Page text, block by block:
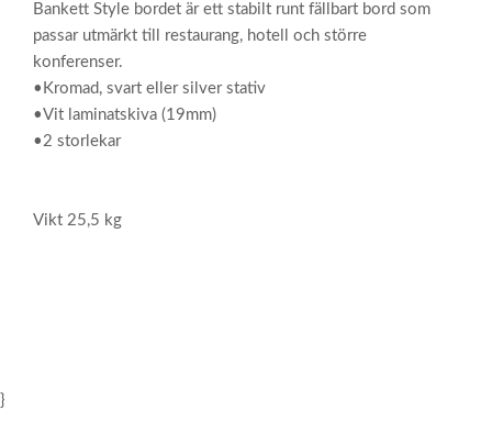
Bankett Style bordet är ett stabilt runt fällbart bord som
passar utmärkt till restaurang, hotell och större
konferenser.
•Kromad, svart eller silver stativ
•Vit laminatskiva (19mm)
•2 storlekar
Vikt 25,5 kg
}